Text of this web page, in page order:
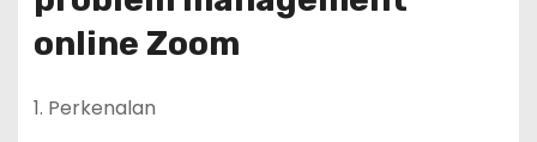
online Zoom
1. Perkenalan